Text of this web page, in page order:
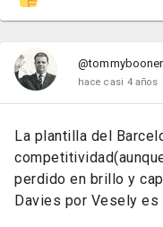
hace casi 4 años
La plantilla del
perdido en brillo y
Davies por Vesely es